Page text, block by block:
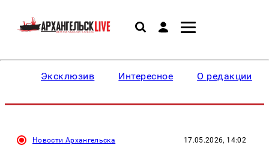
Эксклюзив Интересное О редакции
Новости Архангельска 17.05.2026, 14:02